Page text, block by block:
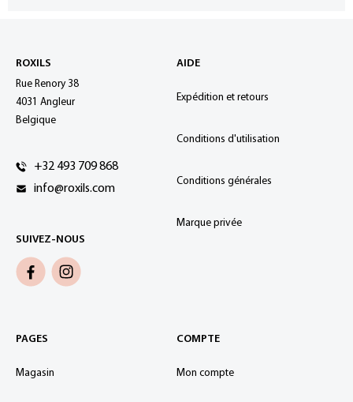
ROXILS
Rue Renory 38
4031 Angleur
Belgique
+32 493 709 868
info@roxils.com
SUIVEZ-NOUS
AIDE
Expédition et retours
Conditions d'utilisation
Conditions générales
Marque privée
PAGES
Magasin
COMPTE
Mon compte